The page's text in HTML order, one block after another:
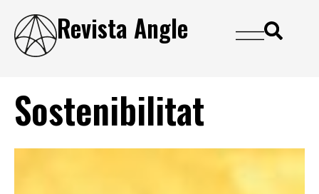
Revista Angle
Sostenibilitat